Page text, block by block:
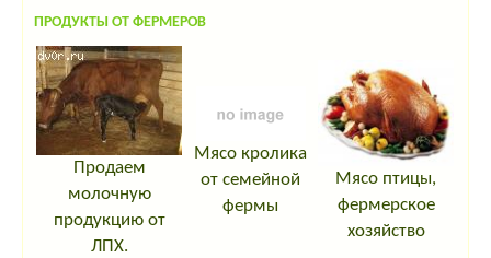
ПРОДУКТЫ ОТ ФЕРМЕРОВ
Продаем
молочную
продукцию от
ЛПХ.
Мясо кролика
от семейной
фермы
Мясо птицы,
фермерское
хозяйство